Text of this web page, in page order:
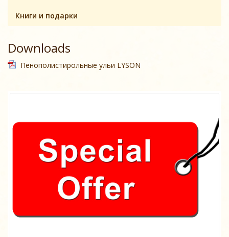
Книги и подарки
Downloads
Пенополистирольные ульи LYSON